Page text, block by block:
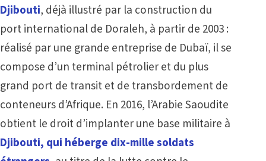
Djibouti, déjà illustré par la construction du
port international de Doraleh, à partir de 2003 :
réalisé par une grande entreprise de Dubaï, il se
compose d’un terminal pétrolier et du plus
grand port de transit et de transbordement de
conteneurs d’Afrique. En 2016, l’Arabie Saoudite
obtient le droit d’implanter une base militaire à
Djibouti, qui héberge dix-mille soldats